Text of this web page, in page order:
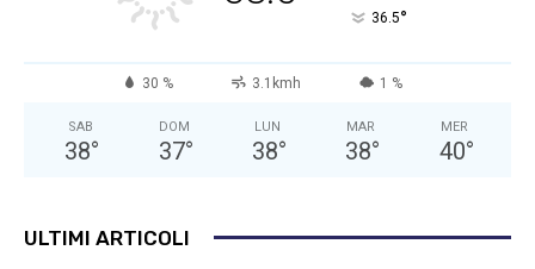
36.5°
30 % 3.1kmh 1 %
SAB
38°
DOM
37°
LUN
38°
MAR
38°
MER
40°
ULTIMI ARTICOLI